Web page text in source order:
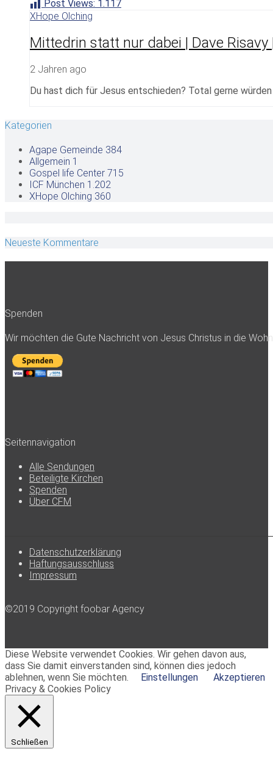
Post Views: 1.117
XHope Olching
Mittedrin statt nur dabei | Dave
2 Jahren ago
Du hast dich für Jesus entschieden? Total gerne
Kategorien
Agape Gemeinde 384
Allgemein 1
Gospel life Center 715
ICF München 1.202
XHope Olching 360
Neueste Kommentare
Spenden
Wir möchten die Gute Nachricht von Jesus Christus in die
Seitennavigation
Alle Sendungen
Beteiligte Kirchen
Spenden
Über CFM
Datenschutzerklärung
Haftungsausschluss
Impressum
©2019 Copyright foobar Agency
Diese Website verwendet Cookies. Wir gehen davon aus,
dass Sie damit einverstanden sind, können dies jedoch
ablehnen, wenn Sie möchten.
Einstellungen
Akzeptieren
Privacy & Cookies Policy
Schließen